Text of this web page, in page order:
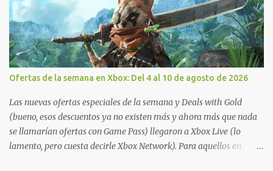
Ofertas de la semana en Xbox: Del 4 al 10 de agosto de 2026
Las nuevas ofertas especiales de la semana y Deals with Gold
(bueno, esos descuentos ya no existen más y ahora más que nada
se llamarían ofertas con Game Pass) llegaron a Xbox Live (lo
lamento, pero cuesta decirle Xbox Network). Para aquellos en